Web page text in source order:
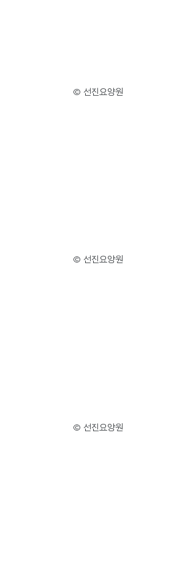
© 선진요양원
© 선진요양원
© 선진요양원